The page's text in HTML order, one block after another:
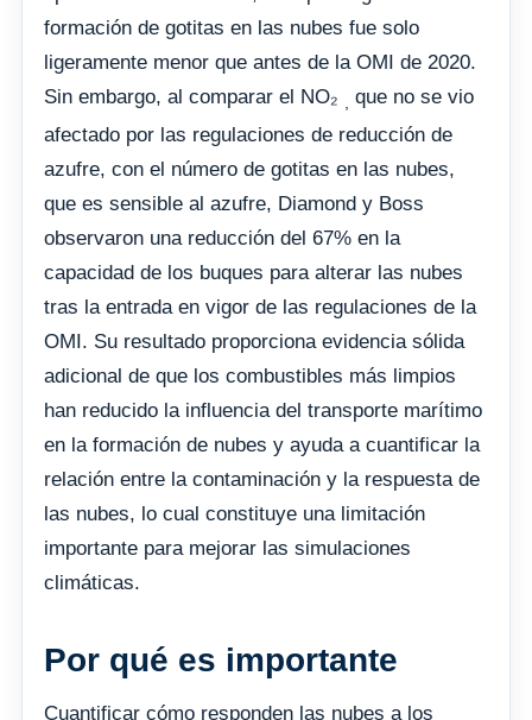
formación de gotitas en las nubes fue solo
ligeramente menor que antes de la OMI de 2020.
Sin embargo, al comparar el NO₂ , que no se vio
afectado por las regulaciones de reducción de
azufre, con el número de gotitas en las nubes,
que es sensible al azufre, Diamond y Boss
observaron una reducción del 67% en la
capacidad de los buques para alterar las nubes
tras la entrada en vigor de las regulaciones de la
OMI. Su resultado proporciona evidencia sólida
adicional de que los combustibles más limpios
han reducido la influencia del transporte marítimo
en la formación de nubes y ayuda a cuantificar la
relación entre la contaminación y la respuesta de
las nubes, lo cual constituye una limitación
importante para mejorar las simulaciones
climáticas.
Por qué es importante
Cuantificar cómo responden las nubes a los